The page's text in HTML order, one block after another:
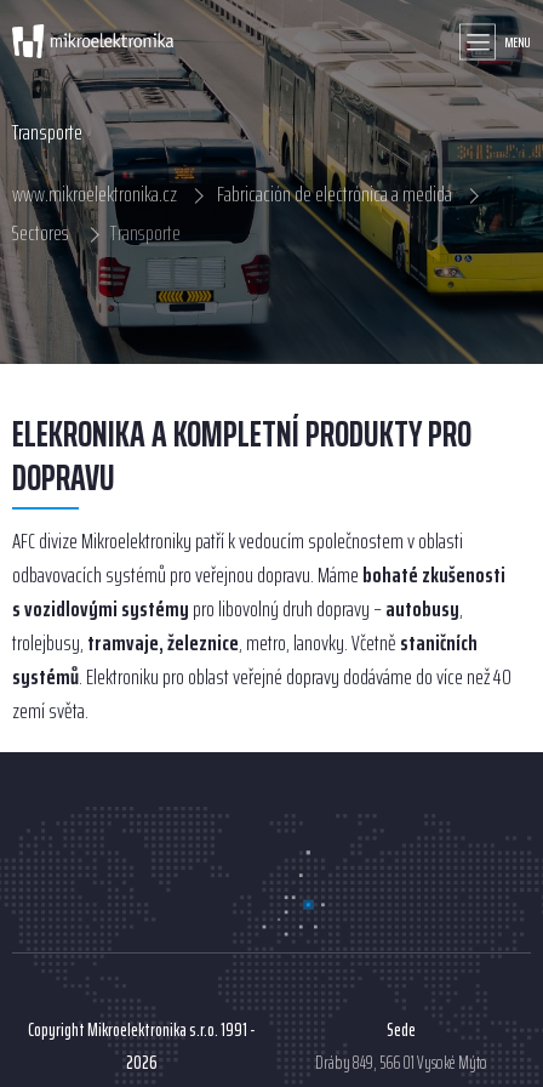
MENU
Transporte
www.mikroelektronika.cz
Fabricación de electrónica a medida
Sectores
Transporte
ELEKRONIKA A KOMPLETNÍ PRODUKTY PRO
DOPRAVU
AFC divize Mikroelektroniky patří k vedoucím společnostem v oblasti
odbavovacích systémů pro veřejnou dopravu. Mámebohaté zkušenosti
s vozidlovými systémypro libovolný druh dopravy –autobusy,
trolejbusy,tramvaje, železnice, metro, lanovky. Včetněstaničních
systémů. Elektroniku pro oblast veřejné dopravy dodáváme do více než 40
zemí světa.
Copyright Mikroelektronika s.r.o. 1991 -
2026
Sede
Dráby 849, 566 01 Vysoké Mýto